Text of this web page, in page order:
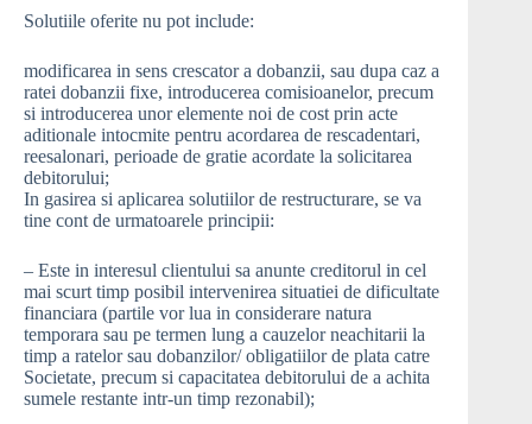
Solutiile oferite nu pot include:
modificarea in sens crescator a dobanzii, sau dupa caz a
ratei dobanzii fixe, introducerea comisioanelor, precum
si introducerea unor elemente noi de cost prin acte
aditionale intocmite pentru acordarea de rescadentari,
reesalonari, perioade de gratie acordate la solicitarea
debitorului;
In gasirea si aplicarea solutiilor de restructurare, se va
tine cont de urmatoarele principii:
– Este in interesul clientului sa anunte creditorul in cel
mai scurt timp posibil intervenirea situatiei de dificultate
financiara (partile vor lua in considerare natura
temporara sau pe termen lung a cauzelor neachitarii la
timp a ratelor sau dobanzilor/ obligatiilor de plata catre
Societate, precum si capacitatea debitorului de a achita
sumele restante intr-un timp rezonabil);